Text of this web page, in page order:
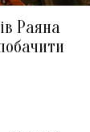
Раяна